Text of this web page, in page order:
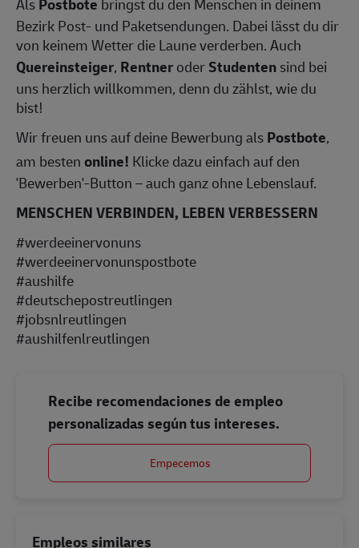
Bezirk Post- und Paketsendungen. Dabei lässt du dir
von keinem Wetter die Laune verderben. Auch
Quereinsteiger, RentneroderStudentensind bei
uns herzlich willkommen, denn du zählst, wie du
bist!
Wir freuen uns auf deine Bewerbung alsPostbote,
am bestenonline! Klicke dazu einfach auf den
'Bewerben'-Button – auch ganz ohne Lebenslauf.
MENSCHEN VERBINDEN, LEBEN VERBESSERN
#werdeeinervonuns
#werdeeinervonunspostbote
#aushilfe
#deutschepostreutlingen
#jobsnlreutlingen
#aushilfenlreutlingen
Recibe recomendaciones de empleo
personalizadas según tus intereses.
Empecemos
Empleos similares